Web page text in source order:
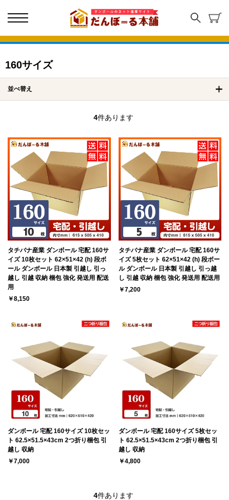
160サイズ
並べ替え
4件あります
タチバナ産業 ダンボール 宅配 160サ
イズ 10枚セット 62×51×42 (h) 段ボ
ール ダンボール 日本製 引越し 引っ
越し 引越 収納 梱包 強化 発送用 配送
用
￥8,150
タチバナ産業 ダンボール 宅配 160サ
イズ 5枚セット 62×51×42 (h) 段ボー
ル ダンボール 日本製 引越し 引っ越
し 引越 収納 梱包 強化 発送用 配送用
￥7,200
ダンボール 宅配 160サイズ 10枚セッ
ト 62.5×51.5×43cm 2つ折り梱包 引
越し 収納
￥7,000
ダンボール 宅配 160サイズ 5枚セッ
ト 62.5×51.5×43cm 2つ折り梱包 引
越し 収納
￥4,800
4件あります